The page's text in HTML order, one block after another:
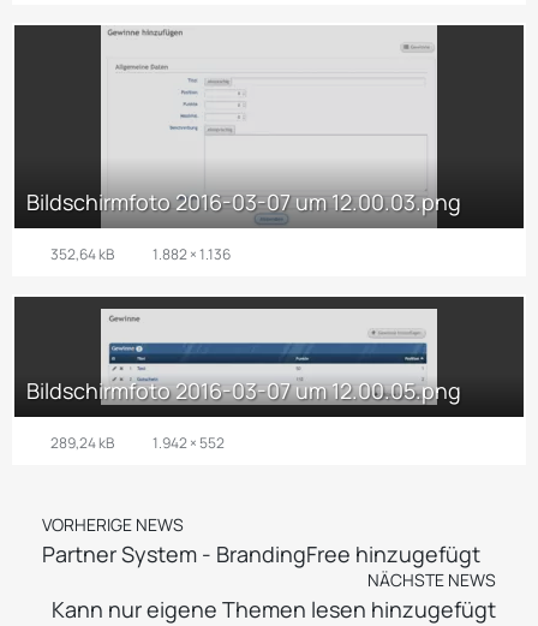
Bildschirmfoto 2016-03-07 um 12.00.03.png
352,64 kB 1.882 × 1.136
Bildschirmfoto 2016-03-07 um 12.00.05.png
289,24 kB 1.942 × 552
VORHERIGE NEWS
Partner System - BrandingFree hinzugefügt
NÄCHSTE NEWS
Kann nur eigene Themen lesen hinzugefügt